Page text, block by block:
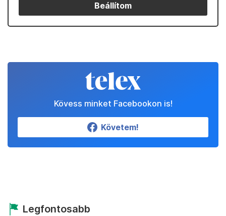
Beállítom
Kövess minket Facebookon is!
Követem!
Legfontosabb